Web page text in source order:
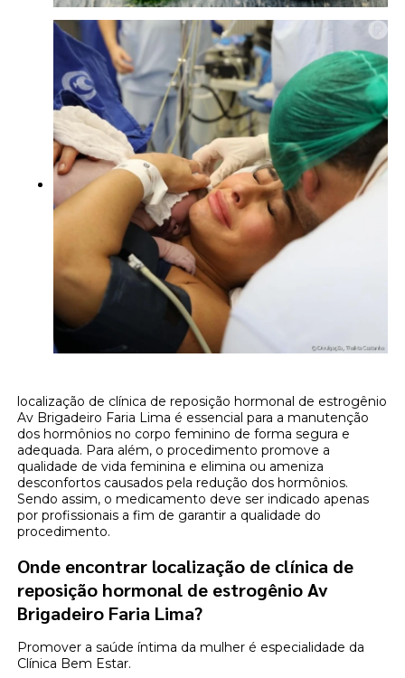
localização de clínica de reposição hormonal de estrogênio
Av Brigadeiro Faria Lima é essencial para a manutenção
dos hormônios no corpo feminino de forma segura e
adequada. Para além, o procedimento promove a
qualidade de vida feminina e elimina ou ameniza
desconfortos causados pela redução dos hormônios.
Sendo assim, o medicamento deve ser indicado apenas
por profissionais a fim de garantir a qualidade do
procedimento.
Onde encontrar localização de clínica de
reposição hormonal de estrogênio Av
Brigadeiro Faria Lima?
Promover a saúde íntima da mulher é especialidade da
Clínica Bem Estar.